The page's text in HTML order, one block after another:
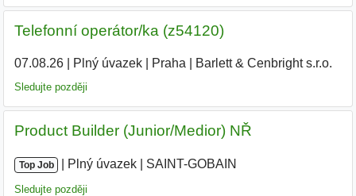
Telefonní operátor/ka (z54120)
07.08.26| Plný úvazek| Praha Barlett & Cenbright s.r.o.
Sledujte později
Product Builder (Junior/Medior) NŘ
Top Job Plný úvazek SAINT-GOBAIN
Sledujte později